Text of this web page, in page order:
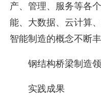
产、管理、服务等各
能、大数据、云计算
智能制造的概念不断
钢结构桥梁制造领
实践成果